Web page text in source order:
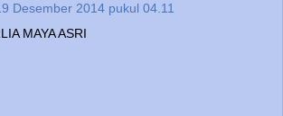
Desember 2014 pukul 04.11
MAYA ASRI